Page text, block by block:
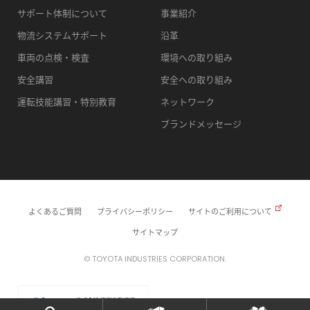
サポート体制について
物流システムサポート
車両の点検・検査
安全講習
運転技能講習・特別教育
事業紹介
沿革
環境への取り組み
安全への取り組み
ネットワーク
ブランドメッセージ
よくあるご質問 プライバシーポリシー
サイトのご利用について
サイトマップ
© TOYOTA INDUSTRIES CORPORATION.